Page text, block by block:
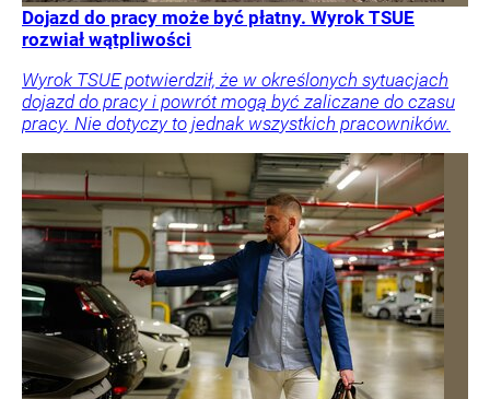
Dojazd do pracy może być płatny. Wyrok TSUE
rozwiał wątpliwości
Wyrok TSUE potwierdził, że w określonych sytuacjach
dojazd do pracy i powrót mogą być zaliczane do czasu
pracy. Nie dotyczy to jednak wszystkich pracowników.